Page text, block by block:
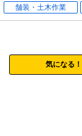
舗装・土木作業
気になる！